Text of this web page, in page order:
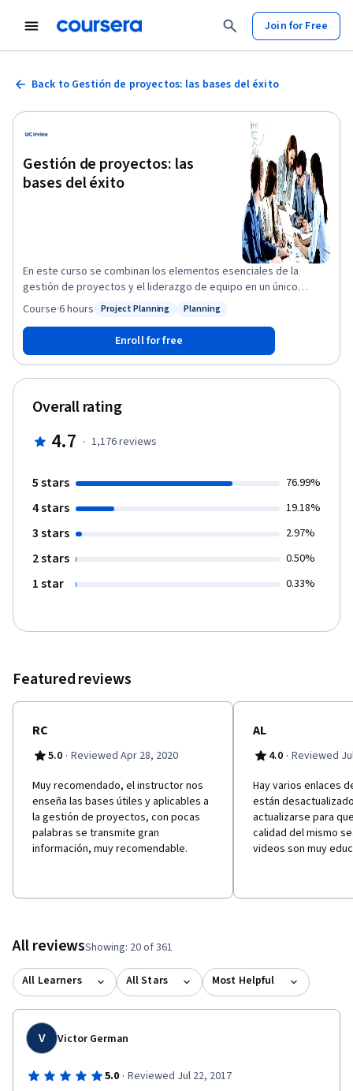
Join for Free
Back to Gestión de proyectos: las bases del éxito
Gestión de proyectos: las
bases del éxito
En este curso se combinan los elementos esenciales de la
gestión de proyectos y el liderazgo de equipo en un único
contenido. A través de la participación y reflexión en clase,
conlleva el liderazgo y una mejor preparación para aplicar este
conocimiento en el entorno de un proyecto.
Status: Project Planning
Project Planning
Status: Planning
Planning
Course·6 hours
Enroll for free
Overall rating
4.7 · 1,176reviews
5 stars 76.99%
4 stars 19.18%
3 stars 2.97%
2 stars 0.50%
1 star 0.33%
Featured reviews
RC
5.0 · Reviewed Apr 28, 2020
Muy recomendado, el instructor nos
enseña las bases útiles y aplicables a
la gestión de proyectos, con pocas
palabras se transmite gran
información, muy recomendable.
AL
4.0 · Reviewed
Hay varios enlaces
están
actualizarse para
calidad del mismo
videos son muy
All reviewsShowing: 20 of 361
All Learners All Stars Most Helpful
V Victor German
5.0 · Reviewed Jul 22, 2017